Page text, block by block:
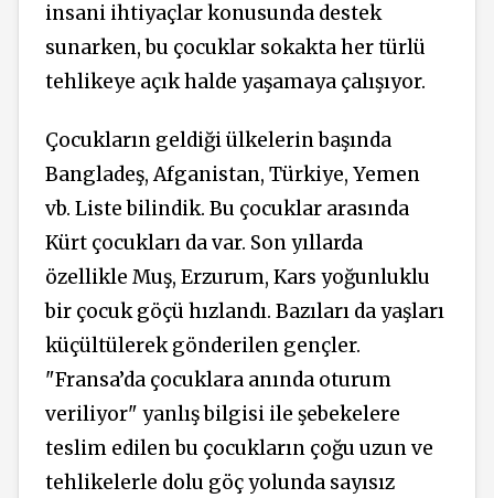
insani ihtiyaçlar konusunda destek
sunarken, bu çocuklar sokakta her türlü
tehlikeye açık halde yaşamaya çalışıyor.
Çocukların geldiği ülkelerin başında
Bangladeş, Afganistan, Türkiye, Yemen
vb. Liste bilindik. Bu çocuklar arasında
Kürt çocukları da var. Son yıllarda
özellikle Muş, Erzurum, Kars yoğunluklu
bir çocuk göçü hızlandı. Bazıları da yaşları
küçültülerek gönderilen gençler.
"Fransa’da çocuklara anında oturum
veriliyor" yanlış bilgisi ile şebekelere
teslim edilen bu çocukların çoğu uzun ve
tehlikelerle dolu göç yolunda sayısız